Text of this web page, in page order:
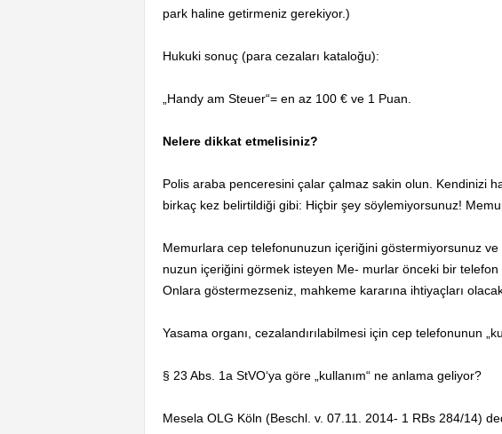
park haline getirmeniz gerekiyor.)
Hukuki sonuç (para cezaları kataloğu):
„Handy am Steuer“= en az 100 € ve 1 Puan.
Nelere dikkat etmelisiniz?
Polis araba penceresini çalar çalmaz sakin olun. Kendinizi
birkaç kez belirtildiği gibi: Hiçbir şey söylemiyorsunuz!
Memurlara cep telefonunuzun içeriğini göstermiyorsunuz
nuzun içeriğini görmek isteyen Me- murlar önceki bir telefon
Onlara göstermezseniz, mahkeme kararına ihtiyaçları
Yasama organı, cezalandırılabilmesi için cep telefonunun
§ 23 Abs. 1a StVO‘ya göre „kullanım“ ne anlama geliyor?
Mesela OLG Köln (Beschl. v. 07.11. 2014- 1 RBs 284/14)